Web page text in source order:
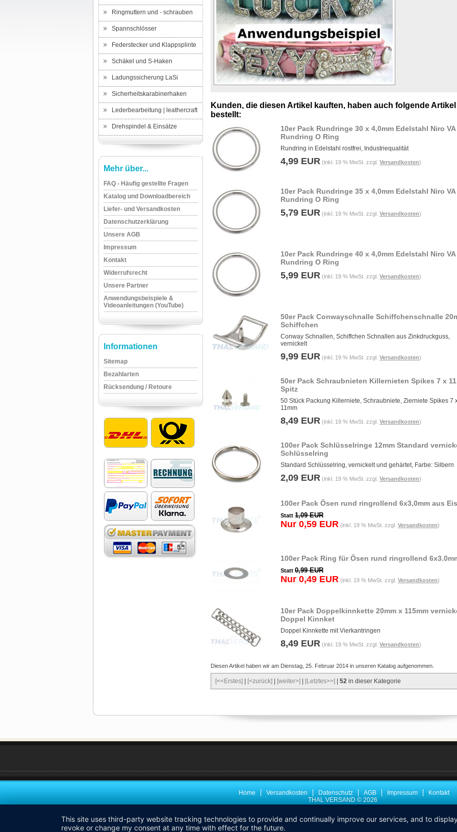
Ringmuttern und - schrauben
Spannschlösser
Federstecker und Klappsplinte
Schäkel und S-Haken
Ladungssicherung LaSi
Sicherheitskarabinerhaken
Lederbearbeitung | leathercraft
Drehspindel & Einsätze
Mehr über...
FAQ - Häufig gestellte Fragen
Katalog und Downloadbereich
Liefer- und Versandkosten
Datenschutzerklärung
Unsere AGB
Impressum
Kontakt
Widerrufsrecht
Unsere Partner
Anwendungsbeispiele &
Videoanleitungen (YouTube)
Informationen
Sitemap
Bezahlarten
Rücksendung / Retoure
Kunden, die diesen Artikel kauften, haben auch folgende Artikel
bestellt:
10er Pack Rundringe 30 x 4,0mm Edelstahl Niro VA
Rundring O Ring
Rundring in Edelstahl rostfrei, Industriequalität
4,99 EUR (inkl. 19 % MwSt. zzgl. Versandkosten)
10er Pack Rundringe 35 x 4,0mm Edelstahl Niro VA
Rundring O Ring
5,79 EUR (inkl. 19 % MwSt. zzgl. Versandkosten)
10er Pack Rundringe 40 x 4,0mm Edelstahl Niro VA
Rundring O Ring
5,99 EUR (inkl. 19 % MwSt. zzgl. Versandkosten)
50er Pack Conwayschnalle Schiffchenschnalle
Schiffchen
Conway Schnallen, Schiffchen Schnallen aus Zinkdruckguss,
vernickelt
9,99 EUR (inkl. 19 % MwSt. zzgl. Versandkosten)
50er Pack Schraubnieten Killernieten Spikes 7 x
Spitz
50 Stück Packung Killerniete, Schraubniete, Zierniete Spikes 7
11mm
8,49 EUR (inkl. 19 % MwSt. zzgl. Versandkosten)
100er Pack Schlüsselringe 12mm Standard
Schlüsselring
Standard Schlüsselring, vernickelt und gehärtet, Farbe: Silbern
2,09 EUR (inkl. 19 % MwSt. zzgl. Versandkosten)
100er Pack Ösen rund ringrollend 6x3,0mm aus
Statt 1,09 EUR
Nur 0,59 EUR (inkl. 19 % MwSt. zzgl. Versandkosten)
100er Pack Ring für Ösen rund ringrollend
Statt 0,99 EUR
Nur 0,49 EUR (inkl. 19 % MwSt. zzgl. Versandkosten)
10er Pack Doppelkinnkette 20mm x 115mm
Doppel Kinnket
Doppel Kinnkette mit Vierkantringen
8,49 EUR (inkl. 19 % MwSt. zzgl. Versandkosten)
Diesen Artikel haben wir am Dienstag, 25. Februar 2014 in unseren Katalog aufgenommen.
[<<Erstes] [<zurück] [weiter>] [Letztes>>] 52 in dieser Kategorie
Home Versandkosten Datenschutz AGB Impressum
Kontakt
THAL VERSAND © 2026
This site uses third-party website tracking technologies to provide and continually improve our services, and to
revoke or change my consent at any time with effect for the future.